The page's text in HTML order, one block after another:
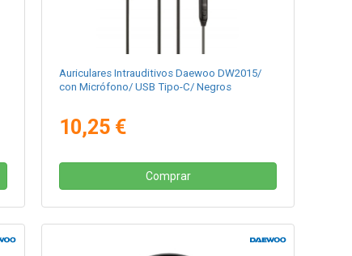
Auriculares Intrauditivos Daewoo DW2015/
con Micrófono/ USB Tipo-C/ Negros
10,25 €
Comprar